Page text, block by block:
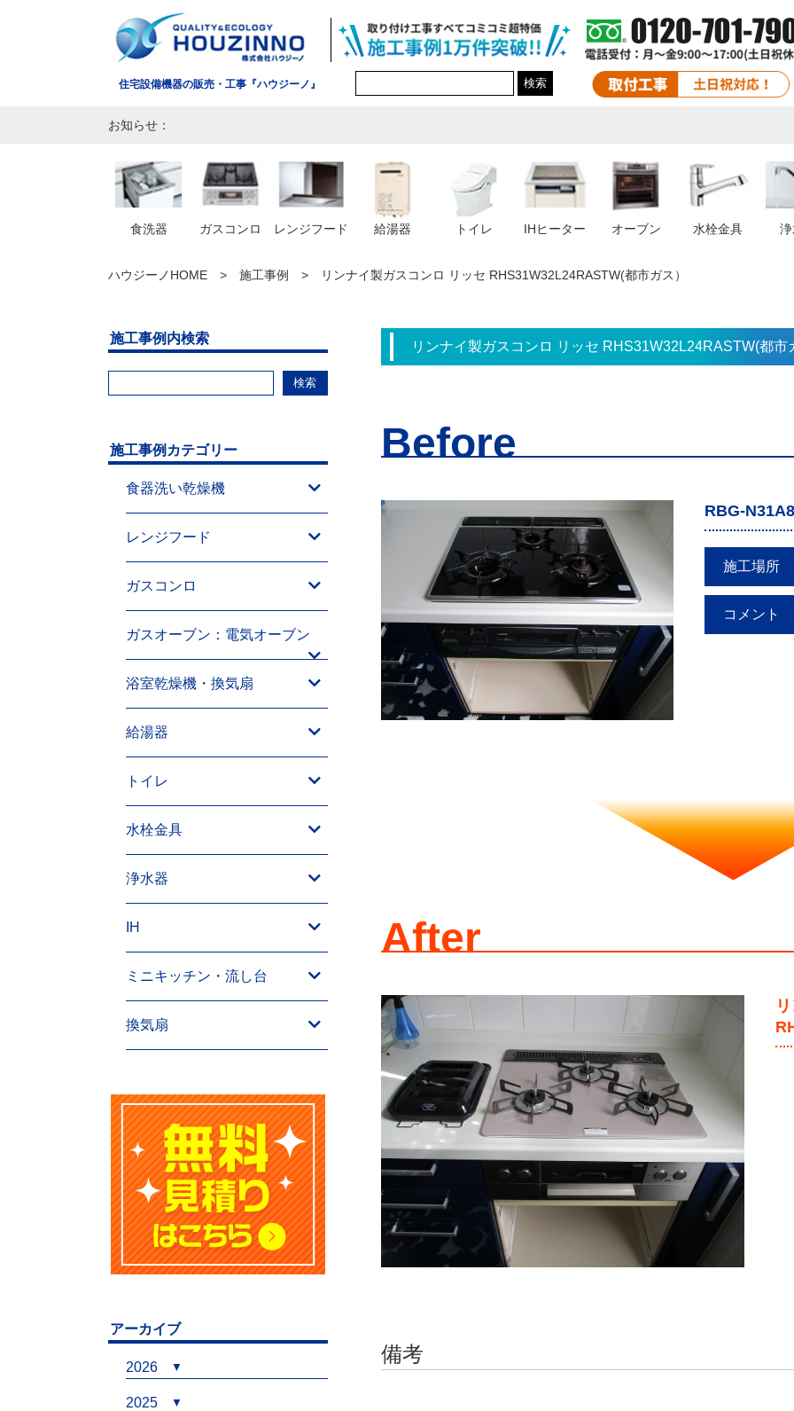
住宅設備機器の販売・工事『ハウジーノ』 検索
お知らせ：
食洗器 ガスコンロ レンジフード 給湯器 トイレ IHヒーター オーブン 水栓金具
ハウジーノHOME 施工事例 リンナイ製ガスコンロ リッセ RHS31W32L24RASTW(都市ガス）
リンナイ製ガスコンロ リッセ RHS31W32L24RASTW(都市
Before
RBG-
施工場所
コメント
After
備考
施工事例内検索
検索
施工事例カテゴリー
食器洗い乾燥機
レンジフード
ガスコンロ
ガスオーブン：電気オーブン
浴室乾燥機・換気扇
給湯器
トイレ
水栓金具
浄水器
IH
ミニキッチン・流し台
換気扇
アーカイブ
2026
2025